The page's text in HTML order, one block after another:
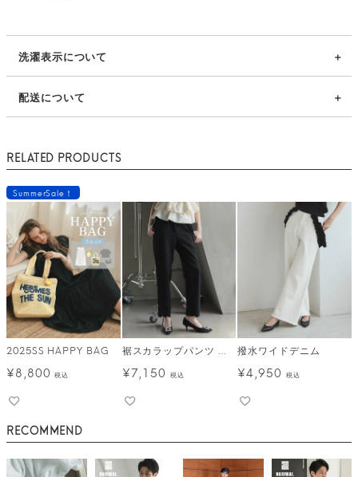
洗濯表示について
配送について
RELATED PRODUCTS
2025SS HAPPY BAG
SummerSale！
¥8,800 税込
裾スカラップパンツ メール便
¥7,150 税込
撥水ワイドデニム
¥4,950 税込
RECOMMEND